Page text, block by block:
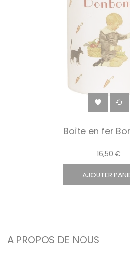
 
Boîte en fer
16,50 €
AJOUTER
A PROPOS DE NOUS